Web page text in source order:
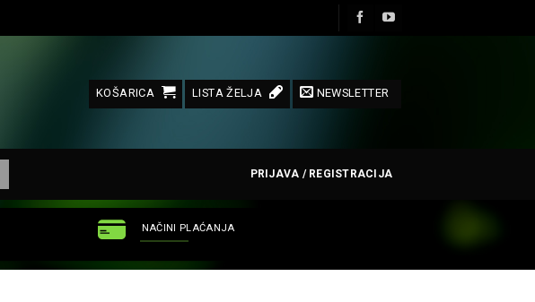
KOŠARICA LISTA ŽELJA NEWSLETTER
PRIJAVA / REGISTRACIJA
NAČINI PLAĆANJA